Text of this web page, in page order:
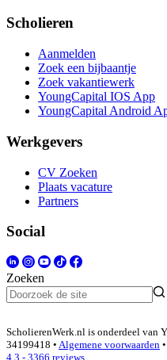
Scholieren
Aanmelden
Zoek een bijbaantje
Zoek vakantiewerk
YoungCapital IOS App
YoungCapital Android
Werkgevers
CV Zoeken
Plaats vacature
Partners
Social
Zoeken
ScholierenWerk.nl is onderdeel van
34199418 • Algemene voorwaarden •
4.3 - 3366 reviews